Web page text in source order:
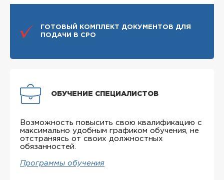
ГОТОВЫЙ КОМПЛЕКТ ДОКУМЕНТОВ ДЛЯ
ПОДАЧИ В СРО
ОБУЧЕНИЕ СПЕЦИАЛИСТОВ
Возможность повысить свою квалификацию с
максимально удобным графиком обучения, не
отстраняясь от своих должностных
обязанностей.
Программы обучения